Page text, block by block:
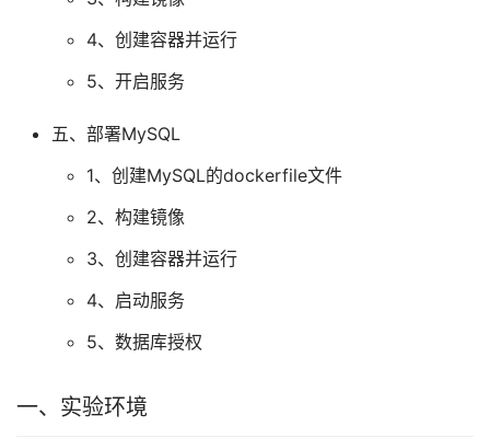
4、创建容器并运行
5、开启服务
五、部署MySQL
1、创建MySQL的dockerfile文件
2、构建镜像
3、创建容器并运行
4、启动服务
5、数据库授权
一、实验环境